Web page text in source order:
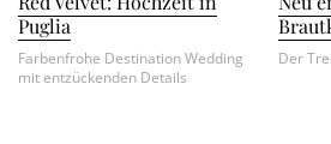
Puglia
Farbenfrohe Destination Wedding
mit entzückenden Details
Der